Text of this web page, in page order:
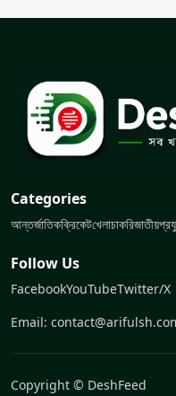
Categories
আন্তর্জাতিকক্রিকেটখেলাচাকরিজাতীয়
Follow Us
FacebookYouTubeTwitter/X
Email:
Copyright © DeshFeed